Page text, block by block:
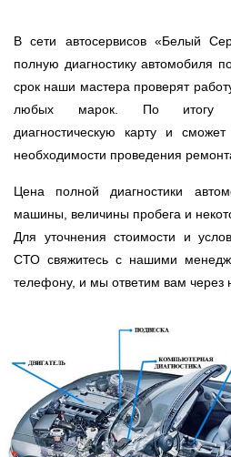
В сети автосервисов «Белый
полную диагностику автомобиля
срок наши мастера проверят
любых марок. По итогу
диагностическую карту и
необходимости проведения
Цена полной диагностики
машины, величины пробега и
Для уточнения стоимости и
СТО свяжитесь с нашими
телефону, и мы ответим вам через